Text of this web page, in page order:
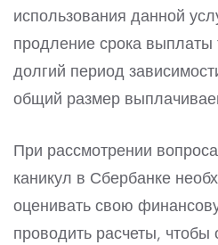
использования данной
продление срока выплаты
долгий период
общий размер
При рассмотрении
каникул в Сбербанке
оценивать свою
проводить расчеты,